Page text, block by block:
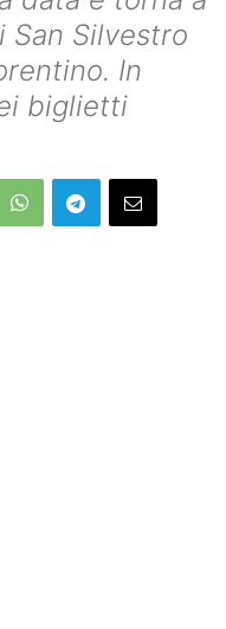
San Silvestro
In
biglietti